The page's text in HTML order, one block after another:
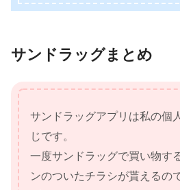
サンドラッグまとめ
サンドラッグアプリは私の個
じです。
一度サンドラッグで買い物す
ンのついたチラシが貰えるの